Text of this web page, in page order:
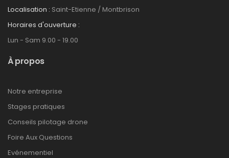
Localisation : Saint-Etienne / Montbrison
Horaires d'ouverture :
Lun - Sam 9.00 - 19.00
À propos
Notre entreprise
Stages pratiques
Conseils pilotage drone
Foire Aux Questions
Evénementiel